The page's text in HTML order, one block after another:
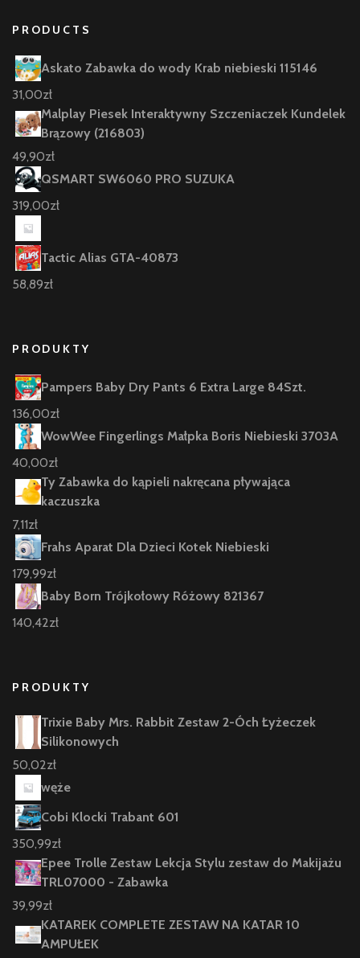
PRODUCTS
Askato Zabawka do wody Krab niebieski 115146
31,00zł
Malplay Piesek Interaktywny Szczeniaczek Kundelek
Brązowy (216803)
49,90zł
QSMART SW6060 PRO SUZUKA
319,00zł
Tactic Alias GTA-40873
58,89zł
PRODUKTY
Pampers Baby Dry Pants 6 Extra Large 84Szt.
136,00zł
WowWee Fingerlings Małpka Boris Niebieski 3703A
40,00zł
Ty Zabawka do kąpieli nakręcana pływająca
kaczuszka
7,11zł
Frahs Aparat Dla Dzieci Kotek Niebieski
179,99zł
Baby Born Trójkołowy Różowy 821367
140,42zł
PRODUKTY
Trixie Baby Mrs. Rabbit Zestaw 2-Óch Łyżeczek
Silikonowych
50,02zł
węże
Cobi Klocki Trabant 601
350,99zł
Epee Trolle Zestaw Lekcja Stylu zestaw do Makijażu
TRL07000 - Zabawka
39,99zł
KATAREK COMPLETE ZESTAW NA KATAR 10
AMPUŁEK